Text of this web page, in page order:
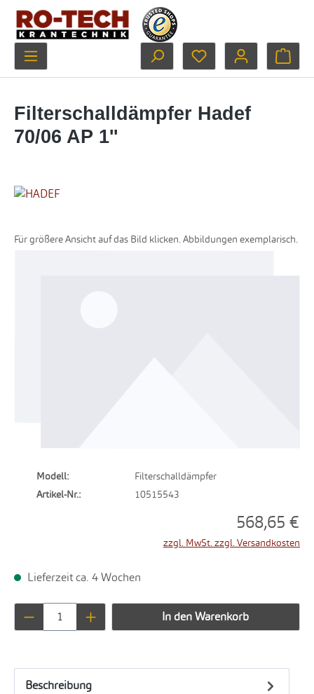
Zum Hauptinhalt springen
Du hast 0 Produkte
Filterschalldämpfer Hadef
70/06 AP 1''
Für größere Ansicht auf das Bild klicken. Abbildungen exemplarisch.
Modell:
Filterschalldämpfer
Artikel-Nr.:
10515543
568,65 €
zzgl. MwSt. zzgl. Versandkosten
Lieferzeit ca. 4 Wochen
Produkt Anzahl: Gib den gewünschten
In den Warenkorb
Beschreibung